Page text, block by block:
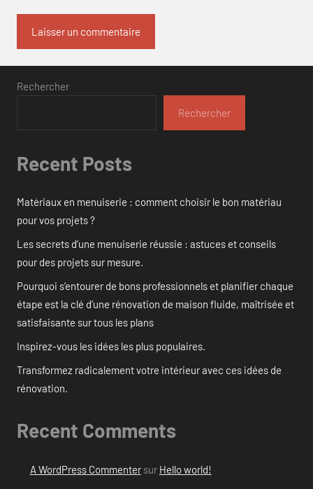
Rechercher
Rechercher
Recent Posts
Matériaux en menuiserie : comment choisir le bon matériau
pour vos projets ?
Les secrets d’une menuiserie réussie : astuces et conseils
pour des projets sur mesure.
Pourquoi s’entourer de bons professionnels et planifier chaque
étape est la clé d’une rénovation de maison fluide, maîtrisée et
satisfaisante sur tous les plans
Inspirez-vous les idées les plus populaires.
Transformez radicalement votre intérieur avec ces idées de
rénovation.
Recent Comments
A WordPress Commentersur Hello world!